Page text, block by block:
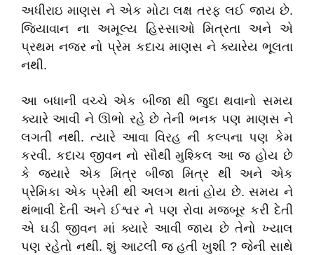
અધીરાઇ માણસ ને એક મોટા લક્ષ તરફ લઈ જાય છે.
જિયાવાન ના અમૂલ્ય હિસ્સાઓ મિત્રતા અને એ
પ્રથમ નજર નો પ્રેમ કદાચ માણસ ને ક્યારેય ભૂલતા
નથી.
આ બધાની વચ્ચે એક બીજા થી જુદા થવાનો સમય
ક્યારે આવી ને ઊભો રહે છે તેની ભનક પણ માણસ ને
લગતી નથી. ત્યારે આવા વિરહ ની કલ્પના પણ કેમ
કરવી. કદાચ જીવન નો સૌથી મુશ્કિલ આ જ હોય છે
કે જ્યારે એક મિત્ર બીજા મિત્ર થી અને એક
પ્રેમિકા એક પ્રેમી થી અલગ થતાં હોય છે.સમય ને
થંભાવી દેતી અને ઈશ્વર ને પણ રોવા મજબૂર કરી દેતી
એ ઘડી જીવન માં ક્યારે આવી જાય છે તેનો ખ્યાલ
પણ રહેતો નથી. શું આટલી જ હતી ખુશી? જેની સાથે